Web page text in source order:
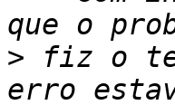
> fiz o